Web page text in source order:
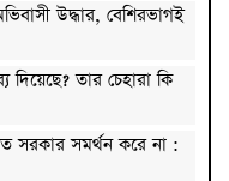
উদ্ধার, বেশিরভাগই
দিয়েছে? তার চেহারা কি
সরকার সমর্থন করে না :